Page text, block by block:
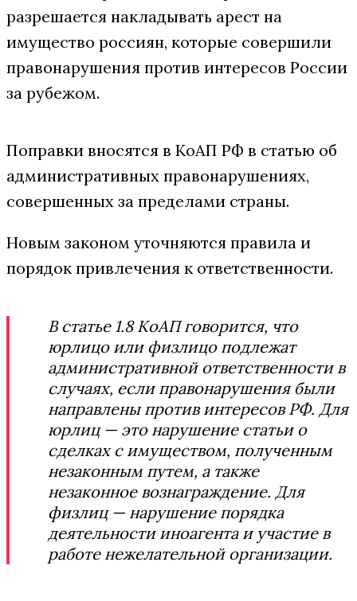
разрешается накладывать арест на
имущество россиян, которые совершили
правонарушения против интересов России
за рубежом.
Поправки вносятся в КоАП РФ в статью об
административных правонарушениях,
совершенных за пределами страны.
Новым законом уточняются правила и
порядок привлечения к ответственности.
В статье 1.8 КоАП говорится, что
юрлицо или физлицо подлежат
административной ответственности в
случаях, если правонарушения были
направлены против интересов РФ. Для
юрлиц — это нарушение статьи о
сделках с имуществом, полученным
незаконным путем, а также
незаконное вознаграждение. Для
физлиц — нарушение порядка
деятельности иноагента и участие в
работе нежелательной организации.